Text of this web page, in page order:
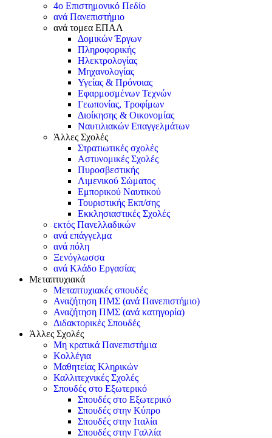
4ο Επιστημονικό Πεδίο
ανά Πανεπιστήμιο
ανά τομεα ΕΠΑΛ
Δομικών Έργων
Πληροφορικής
Ηλεκτρολογίας
Μηχανολογίας
Υγείας & Πρόνοιας
Εφαρμοσμένων Τεχνών
Γεωπονίας, Τροφίμων
Διοίκησης & Οικονομίας
Ναυτιλιακών Επαγγελμάτων
Άλλες Σχολές
Στρατιωτικές σχολές
Αστυνομικές Σχολές
Πυροσβεστικής
Λιμενικού Σώματος
Εμπορικού Ναυτικού
Τουριστικής Εκπ/σης
Εκκλησιαστικές Σχολές
εκτός Πανελλαδικών
ανά επάγγελμα
ανά πόλη
Ξενόγλωσσα
ανά Κλάδο Εργασίας
Μεταπτυχιακά
Μεταπτυχιακές σπουδές
Αναζήτηση ΠΜΣ (ανά Πανεπιστήμιο)
Αναζήτηση ΠΜΣ (ανά κατηγορία)
Διδακτορικές Σπουδές
Άλλες Σχολές
Μη κρατικά Πανεπιστήμια
Κολλέγια
Μαθητείας Κληρικών
Καλλιτεχνικές Σχολές
Σπουδές στο Εξωτερικό
Σπουδές στο Εξωτερικό
Σπουδές στην Κύπρο
Σπουδές στην Ιταλία
Σπουδές στην Γαλλία